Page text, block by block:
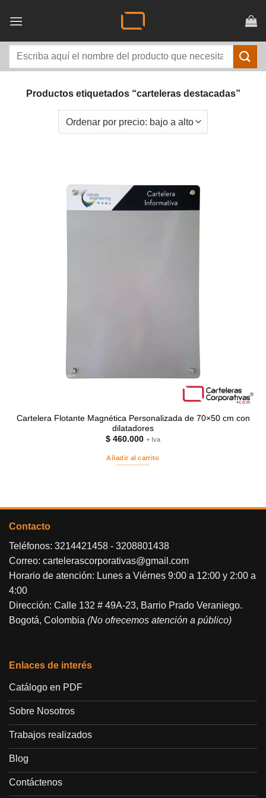
Buscar
Productos etiquetados “carteleras destacadas”
Cartelera Flotante Magnética Personalizada de 70×50 cm con
dilatadores
$ 460.000 + Iva
Añadir al carrito
Contacto
Teléfonos: 3214421458 - 3208801438
Correo: cartelerascorporativas@gmail.com
Horario de atención: Lunes a Viérnes 9:00 a 12:00 y 2:00 a
4:00
Dirección: Calle 132 # 49A-23, Barrio Prado Veraniego.
Bogotá, Colombia (No ofrecemos atención a público)
Enlaces de interés
Catálogo en PDF
Sobre Nosotros
Trabajos realizados
Blog
Contáctenos